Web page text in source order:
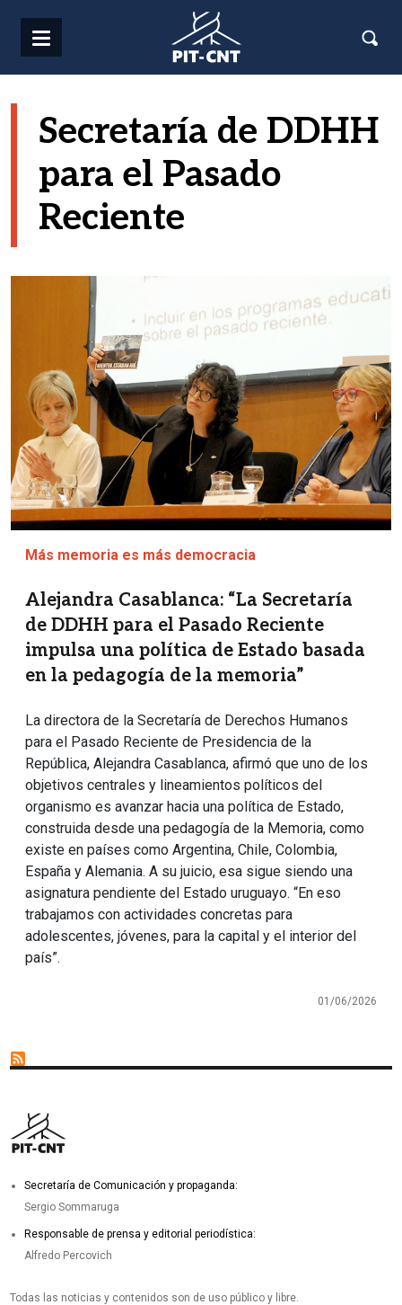
Secretaría de DDHH
para el Pasado
Reciente
Más memoria es más democracia
Alejandra Casablanca: “La Secretaría
de DDHH para el Pasado Reciente
impulsa una política de Estado basada
en la pedagogía de la memoria”
La directora de la Secretaría de Derechos Humanos
para el Pasado Reciente de Presidencia de la
República, Alejandra Casablanca, afirmó que uno de los
objetivos centrales y lineamientos políticos del
organismo es avanzar hacia una política de Estado,
construida desde una pedagogía de la Memoria, como
existe en países como Argentina, Chile, Colombia,
España y Alemania. A su juicio, esa sigue siendo una
asignatura pendiente del Estado uruguayo. “En eso
trabajamos con actividades concretas para
adolescentes, jóvenes, para la capital y el interior del
país”.
01/06/2026
Secretaría de Comunicación y propaganda:
Sergio Sommaruga
Responsable de prensa y editorial periodística:
Alfredo Percovich
Todas las noticias y contenidos son de uso público y libre.